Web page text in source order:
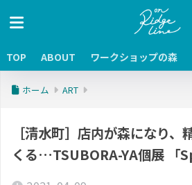
TOP ABOUT ワークショップの森
ホーム ART
［清水町］店内が森になり、
くる…TSUBORA-YA個展 「